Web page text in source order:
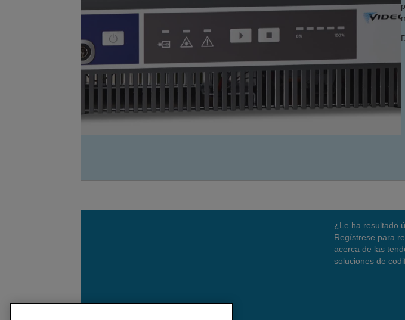
¿Le ha resultado
Regístrese para
acerca de las
soluciones de